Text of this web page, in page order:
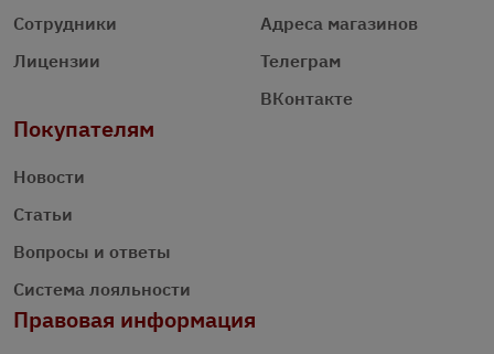
Сотрудники
Лицензии
Адреса магазинов
Телеграм
ВКонтакте
Покупателям
Новости
Статьи
Вопросы и ответы
Система лояльности
Правовая информация